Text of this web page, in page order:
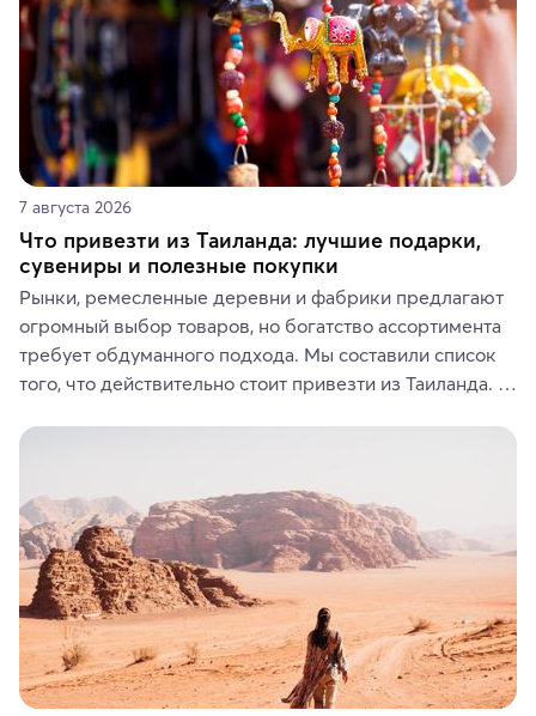
7 августа 2026
Что привезти из Таиланда: лучшие подарки,
сувениры и полезные покупки
Рынки, ремесленные деревни и фабрики предлагают
огромный выбор товаров, но богатство ассортимента
требует обдуманного подхода. Мы составили список
того, что действительно стоит привезти из Таиланда.
средства, одежду, украшения, предметы интерьера
где их купить.